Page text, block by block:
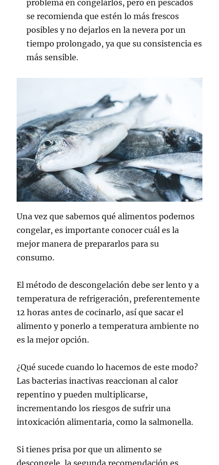
problema en congelarlos, pero en pescados
se recomienda que estén lo más frescos
posibles y no dejarlos en la nevera por un
tiempo prolongado, ya que su consistencia es
más sensible.
Una vez que sabemos qué alimentos podemos
congelar, es importante conocer cuál es la
mejor manera de prepararlos para su
consumo.
El método de descongelación debe ser lento y a
temperatura de refrigeración, preferentemente
12 horas antes de cocinarlo, así que sacar el
alimento y ponerlo a temperatura ambiente no
es la mejor opción.
¿Qué sucede cuando lo hacemos de este modo?
Las bacterias inactivas reaccionan al calor
repentino y pueden multiplicarse,
incrementando los riesgos de sufrir una
intoxicación alimentaria, como la salmonella.
Si tienes prisa por que un alimento se